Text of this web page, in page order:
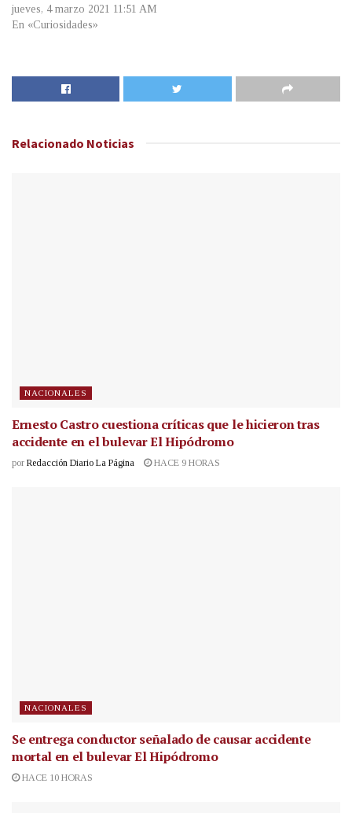
jueves, 4 marzo 2021 11:51 AM
En «Curiosidades»
Relacionado Noticias
NACIONALES
Ernesto Castro cuestiona críticas que le hicieron tras
accidente en el bulevar El Hipódromo
por Redacción Diario La Página HACE 9 HORAS
NACIONALES
Se entrega conductor señalado de causar accidente
mortal en el bulevar El Hipódromo
HACE 10 HORAS